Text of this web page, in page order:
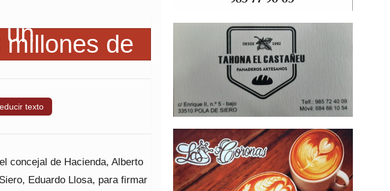
texto
concejal de Hacienda, Alberto
Eduardo Llosa, para firmar